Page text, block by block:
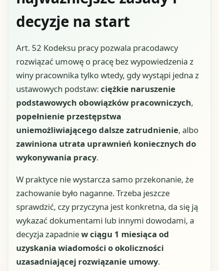
decyzje na start
Art. 52 Kodeksu pracy pozwala pracodawcy
rozwiązać umowę o pracę bez wypowiedzenia z
winy pracownika tylko wtedy, gdy wystąpi jedna z
ustawowych podstaw:ciężkie naruszenie
podstawowych obowiązków pracowniczych,
popełnienie przestępstwa
uniemożliwiającego dalsze zatrudnienie, albo
zawiniona utrata uprawnień koniecznych do
wykonywania pracy.
W praktyce nie wystarcza samo przekonanie, że
zachowanie było naganne. Trzeba jeszcze
sprawdzić, czy przyczyna jest konkretna, da się ją
wykazać dokumentami lub innymi dowodami, a
decyzja zapadniew ciągu 1 miesiąca od
uzyskania wiadomości o okoliczności
uzasadniającej rozwiązanie umowy.